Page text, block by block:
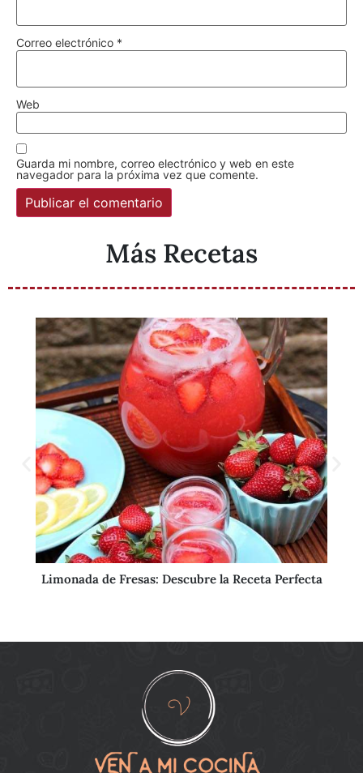
Correo electrónico *
Web
Guarda mi nombre, correo electrónico y web en este
navegador para la próxima vez que comente.
Más Recetas
Limonada de Fresas: Descubre la Receta Perfecta